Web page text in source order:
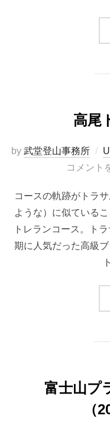
高尾
by 武堂登山事務所
コメント
コースの軌跡がトラ
ような）に似ている
トレランコース。ト
期に人気だった高級
富士山プ
（